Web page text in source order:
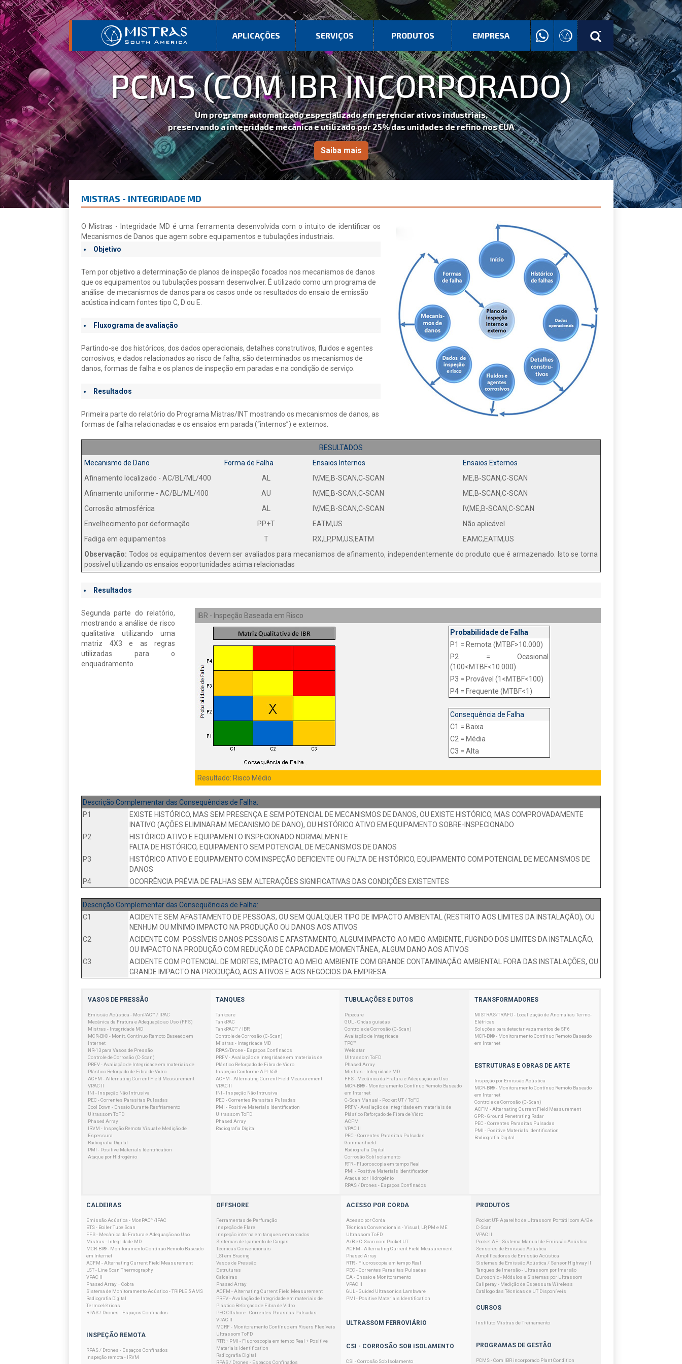
(COM IBR INCORPORADO)
Um programa automatizado especializado em gerenciar ativos industriais,
preservando a integridade mecânica e utilizado por 25% das unidades de refino nos EUA
Saiba mais
Previous Next
APLICAÇÕES SERVIÇOS PRODUTOS EMPRESA
MISTRAS - INTEGRIDADE MD
O Mistras - Integridade MD é uma ferramenta desenvolvida com o intuito de identificar os
Mecanismos de Danos que agem sobre equipamentos e tubulações industriais.
Objetivo
Tem por objetivo a determinação de planos de inspeção focados nos mecanismos de danos
que os equipamentos ou tubulações possam desenvolver. É utilizado como um programa de
análise de mecanismos de danos para os casos onde os resultados do ensaio de emissão
acústica indicam fontes tipo C, D ou E.
Fluxograma de avaliação
Partindo-se dos históricos, dos dados operacionais, detalhes construtivos, fluidos e agentes
corrosivos, e dados relacionados ao risco de falha, são determinados os mecanismos de
danos, formas de falha e os planos de inspeção em paradas e na condição de serviço.
Resultados
Primeira parte do relatório do Programa Mistras/INT mostrando os mecanismos de danos, as
formas de falha relacionadas e os ensaios em parada (“internos”) e externos.
RESULTADOS
Mecanismo de Dano
Forma de Falha Ensaios Internos
Ensaios Externos
Afinamento localizado - AC/BL/ML/400
AL IV,ME,B-SCAN,C-SCAN
ME,B-SCAN,C-SCAN
Afinamento uniforme - AC/BL/ML/400
AU IV,ME,B-SCAN,C-SCAN
ME,B-SCAN,C-SCAN
Corrosão atmosférica
AL IV,ME,B-SCAN,C-SCAN
IV,ME,B-SCAN,C-SCAN
Envelhecimento por deformação
PP+T EATM,US
Não aplicável
Fadiga em equipamentos
T RX,LP,PM,US,EATM
EAMC,EATM,US
Observação: Todos os equipamentos devem ser avaliados para mecanismos de afinamento, independentemente do produto que é armazenado. Isto se torna
possível utilizando os ensaios eoportunidades acima relacionadas
Resultados
Segunda parte do relatório,
mostrando a análise de risco
qualitativa utilizando uma
matriz 4X3 e as regras
utilizadas para o
enquadramento.
IBR - Inspeção Baseada em Risco
Probabilidade de Falha
P1 = Remota (MTBF>10.000)
P2 = Ocasional
(100<MTBF<10.000)
P3 = Provável (1<MTBF<100)
P4 = Frequente (MTBF<1)
Consequência de Falha
C1 = Baixa
C2 = Média
C3 = Alta
Resultado: Risco Médio
Descrição Complementar das Consequências de Falha:
P1
EXISTE HISTÓRICO, MAS SEM PRESENÇA E SEM POTENCIAL DE MECANISMOS DE DANOS, OU EXISTE HISTÓRICO, MAS COMPROVADAMENTE
INATIVO (AÇÕES ELIMINARAM MECANISMO DE DANO), OU HISTÓRICO ATIVO EM EQUIPAMENTO SOBRE-INSPECIONADO
P2
HISTÓRICO ATIVO E EQUIPAMENTO INSPECIONADO NORMALMENTE
FALTA DE HISTÓRICO, EQUIPAMENTO SEM POTENCIAL DE MECANISMOS DE DANOS
P3
HISTÓRICO ATIVO E EQUIPAMENTO COM INSPEÇÃO DEFICIENTE OU FALTA DE HISTÓRICO, EQUIPAMENTO COM POTENCIAL DE MECANISMOS DE
DANOS
P4
OCORRÊNCIA PRÉVIA DE FALHAS SEM ALTERAÇÕES SIGNIFICATIVAS DAS CONDIÇÕES EXISTENTES
Descrição Complementar das Consequências de Falha:
C1
ACIDENTE SEM AFASTAMENTO DE PESSOAS, OU SEM QUALQUER TIPO DE IMPACTO AMBIENTAL (RESTRITO AOS LIMITES DA INSTALAÇÃO), OU
NENHUM OU MÍNIMO IMPACTO NA PRODUÇÃO OU DANOS AOS ATIVOS
C2
ACIDENTE COM POSSÍVEIS DANOS PESSOAIS E AFASTAMENTO, ALGUM IMPACTO AO MEIO AMBIENTE, FUGINDO DOS LIMITES DA INSTALAÇÃO,
OU IMPACTO NA PRODUÇÃO COM REDUÇÃO DE CAPACIDADE MOMENTÂNEA, ALGUM DANO AOS ATIVOS
C3
ACIDENTE COM POTENCIAL DE MORTES, IMPACTO AO MEIO AMBIENTE COM GRANDE CONTAMINAÇÃO AMBIENTAL FORA DAS INSTALAÇÕES, OU
GRANDE IMPACTO NA PRODUÇÃO, AOS ATIVOS E AOS NEGÖCIOS DA EMPRESA.
VASOS DE PRESSÃO
Emissão Acústica - MonPAC™ / IPAC
Mecânica da Fratura e Adequação ao Uso (FFS)
Mistras - Integridade MD
MCR-BI® - Monit. Contínuo Remoto Baseado em
Internet
NR-13 para Vasos de Pressão
Controle de Corrosão (C-Scan)
PRFV - Avaliação de Integridade em materiais de
Plástico Reforçado de Fibra de Vidro
ACFM - Alternating Current Field Measurement
VPAC II
INI - Inspeção Não Intrusiva
PEC - Correntes Parasitas Pulsadas
Cool Down - Ensaio Durante Resfriamento
Ultrassom ToFD
Phased Array
IRVM - Inspeção Remota Visual e Medição de
Espessura
Radiografia Digital
PMI - Positive Materials Identification
Ataque por Hidrogênio
TANQUES
Tankcare
TankPAC
TankPAC™ / IBR
Controle de Corrosão (C-Scan)
Mistras - Integridade MD
RPAS/Drone - Espaços Confinados
PRFV - Avaliação de Integridade em materiais de
Plástico Reforçado de Fibra de Vidro
Inspeção Conforme API-653
ACFM - Alternating Current Field Measurement
VPAC II
INI - Inspeção Não Intrusiva
PEC - Correntes Parasitas Pulsadas
PMI - Positive Materials Identification
Ultrassom ToFD
Phased Array
Radiografia Digital
TUBULAÇÕES E DUTOS
Pipecare
GUL - Ondas guiadas
Controle de Corrosão (C-Scan)
Avaliação de Integridade
TPC™
Weldstar
Ultrassom ToFD
Phased Array
Mistras - Integridade MD
FFS - Mecânica da Fratura e Adequação ao Uso
MCR-BI® - Monitoramento Contínuo Remoto Baseado
em Internet
C-Scan Manual - Pocket UT / ToFD
PRFV - Avaliação de Integridade em materiais de
Plástico Reforçado de Fibra de Vidro
ACFM
VPAC II
PEC - Correntes Parasitas Pulsadas
Gammashield
Radiografia Digital
Corrosão Sob Isolamento
RTR - Fluoroscopia em tempo Real
PMI - Positive Materials Identification
Ataque por Hidrogênio
RPAS / Drones - Espaços Confinados
TRANSFORMADORES
MISTRAS/TRAFO - Localização de Anomalias Termo-
Elétricas
Soluções para detectar vazamentos de SF6
MCR-BI® - Monitoramento Contínuo Remoto Baseado
em Internet
ESTRUTURAS E OBRAS DE ARTE
Inspeção por Emissão Acústica
MCR-BI® - Monitoramento Contínuo Remoto Baseado
em Internet
Controle de Corrosão (C-Scan)
ACFM - Alternating Current Field Measurement
GPR - Ground Penetrating Radar
PEC - Correntes Parasitas Pulsadas
PMI - Positive Materials Identification
Radiografia Digital
CALDEIRAS
Emissão Acústica - MonPAC™/IPAC
BTS - Boiler Tube Scan
FFS - Mecânica da Fratura e Adequação ao Uso
Mistras - Integridade MD
MCR-BI® - Monitoramento Contínuo Remoto Baseado
em Internet
ACFM - Alternating Current Field Measurement
LST - Line Scan Thermography
VPAC II
Phased Array + Cobra
Sistema de Monitoramento Acústico - TRIPLE 5 AMS
Radiografia Digital
Termoelétricas
RPAS / Drones - Espaços Confinados
INSPEÇÃO REMOTA
RPAS / Drones - Espaços Confinados
Inspeção remota - IRVM
OFFSHORE
Ferramentas de Perfuração
Inspeção de Flare
Inspeção interna em tanques embarcados
Sistemas de Içamento de Cargas
Técnicas Convencionais
LSI em Bracing
Vasos de Pressão
Estruturas
Caldeiras
Phased Array
ACFM - Alternating Current Field Measurement
PRFV - Avaliação de Integridade em materiais de
Plástico Reforçado de Fibra de Vidro
PEC Offshore - Correntes Parasitas Pulsadas
VPAC II
MCRF - Monitoramento Contínuo em Risers Flexíveis
Ultrassom ToFD
RTR + PMI - Fluoroscopia em tempo Real + Positive
Materials Identification
Radiografia Digital
RPAS / Drones - Espaços Confinados
ACESSO POR CORDA
Acesso por Corda
Técnicas Convencionais - Visual, LP, PM e ME
Ultrassom ToFD
A/B e C-Scan com Pocket UT
ACFM - Alternating Current Field Measurement
Phased Array
RTR - Fluoroscopia em tempo Real
PEC - Correntes Parasitas Pulsadas
EA - Ensaio e Monitoramento
VPAC II
GUL - Guided Ultrasonics Lambware
PMI - Positive Materials Identification
ULTRASSOM FERROVIÁRIO
CSI - CORROSÃO SOB ISOLAMENTO
CSI - Corrosão Sob Isolamento
PRODUTOS
Pocket UT- Aparelho de Ultrassom Portátil com A/B e
C-Scan
VPAC II
Pocket AE - Sistema Manual de Emissão Acústica
Sensores de Emissão Acústica
Amplificadores de Emissão Acústica
Sistemas de Emissão Acústica / Sensor Highway II
Tanques de Imersão - Ultrassom por Imersão
Eurosonic - Módulos e Sistemas por Ultrassom
Caliperay - Medição de Espessura Wireless
Catálogo das Técnicas de UT Disponíveis
CURSOS
Instituto Mistras de Treinamento
PROGRAMAS DE GESTÃO
PCMS - Com IBR incorporado Plant Condition